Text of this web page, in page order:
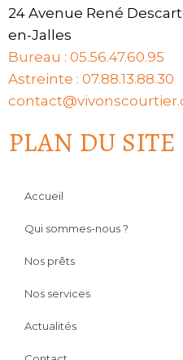
24 Avenue René
en-Jalles
Bureau : 05.56.47.60.95
Astreinte : 07.88.13.88.30
PLAN DU SITE
Accueil
Qui sommes-nous ?
Nos prêts
Nos services
Actualités